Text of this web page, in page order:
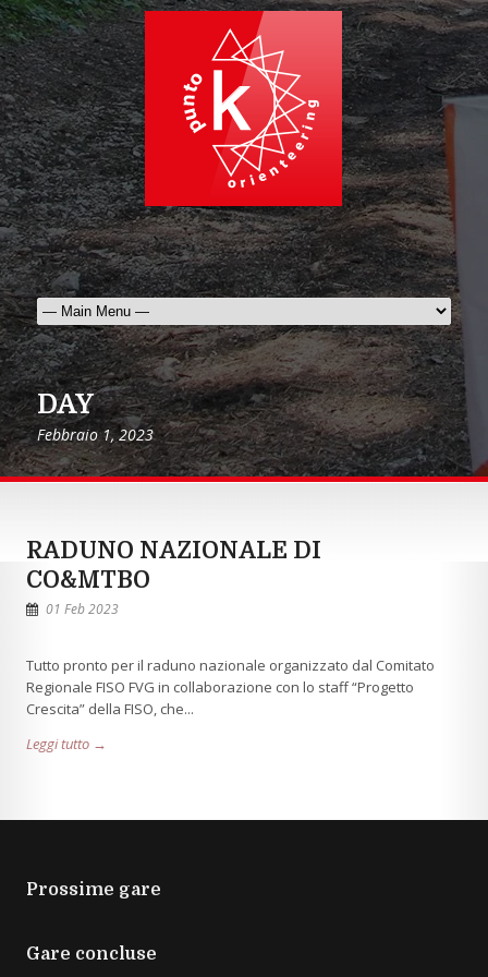
DAY
Febbraio 1, 2023
RADUNO NAZIONALE DI
CO&MTBO
01 Feb 2023
Tutto pronto per il raduno nazionale organizzato dal Comitato
Regionale FISO FVG in collaborazione con lo staff “Progetto
Crescita” della FISO, che...
Leggi tutto →
Prossime gare
Gare concluse